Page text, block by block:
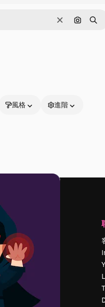
清除 通過圖像
搜尋
風格 進階
定價
關於我們
評論
搜索趨勢
博客